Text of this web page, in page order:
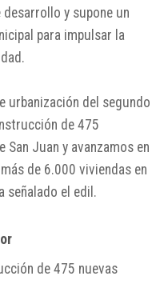
y supone un
para impulsar la
urbanización del segundo
de 475
San Juan y avanzamos en
de 6.000 viviendas en
señalado el edil.
de 475 nuevas